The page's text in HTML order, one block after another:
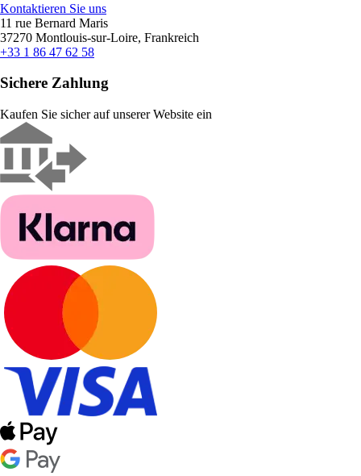
Kontaktieren Sie uns
11 rue Bernard Maris
37270 Montlouis-sur-Loire, Frankreich
+33 1 86 47 62 58
Sichere Zahlung
Kaufen Sie sicher auf unserer Website ein